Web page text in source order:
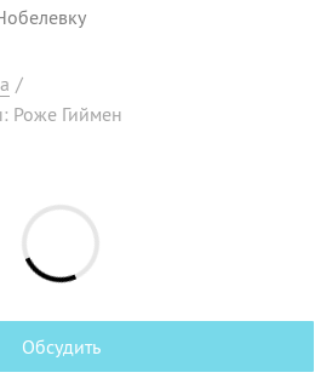
/
Роже Гиймен
Обсудить